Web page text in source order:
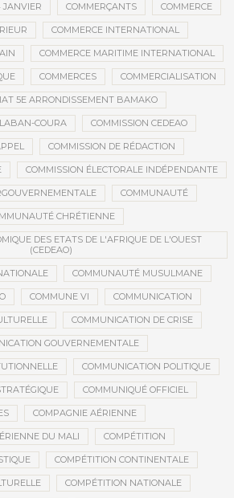
JANVIER COMMERÇANTS COMMERCE
COMMERCE INTERNATIONAL
COMMERCE MARITIME INTERNATIONAL
COMMERCES COMMERCIALISATION
5E ARRONDISSEMENT BAMAKO
COURA COMMISSION CEDEAO
COMMISSION DE RÉDACTION
COMMISSION ÉLECTORALE INDÉPENDANTE
COMMUNAUTÉ
CHRÉTIENNE
DES ETATS DE L'AFRIQUE DE L'OUEST
(CEDEAO)
COMMUNAUTÉ MUSULMANE
COMMUNE VI COMMUNICATION
COMMUNICATION DE CRISE
GOUVERNEMENTALE
COMMUNICATION POLITIQUE
COMMUNIQUÉ OFFICIEL
COMPAGNIE AÉRIENNE
DU MALI COMPÉTITION
COMPÉTITION CONTINENTALE
COMPÉTITION NATIONALE